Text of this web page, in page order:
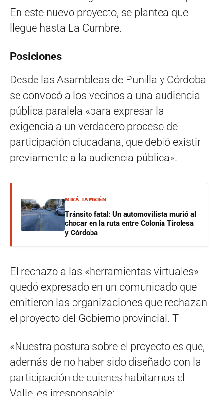
En este nuevo proyecto, se plantea que
llegue hasta La Cumbre.
Posiciones
Desde las Asambleas de Punilla y Córdoba
se convocó a los vecinos a una audiencia
pública paralela «para expresar la
exigencia a un verdadero proceso de
participación ciudadana, que debió existir
previamente a la audiencia pública».
MIRÁ TAMBIÉN
Tránsito fatal: Un automovilista murió al
chocar en la ruta entre Colonia Tirolesa
y Córdoba
El rechazo a las «herramientas virtuales»
quedó expresado en un comunicado que
emitieron las organizaciones que rechazan
el proyecto del Gobierno provincial. T
«Nuestra postura sobre el proyecto es que,
además de no haber sido diseñado con la
participación de quienes habitamos el
Valle, es irresponsable: